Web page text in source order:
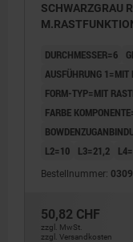
SCHWARZGRAU
DURCHMESSER=6
AUSFÜHRUNG 1=MIT
FORM-TYP=MIT
FARBE
L2=10
L3=21,2
Bestellnummer:
50,82 CHF
zzgl. MwSt.
zzgl. Versandkosten